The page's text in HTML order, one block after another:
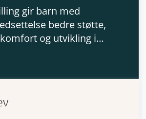
gir barn med
bedre støtte,
og utvikling i